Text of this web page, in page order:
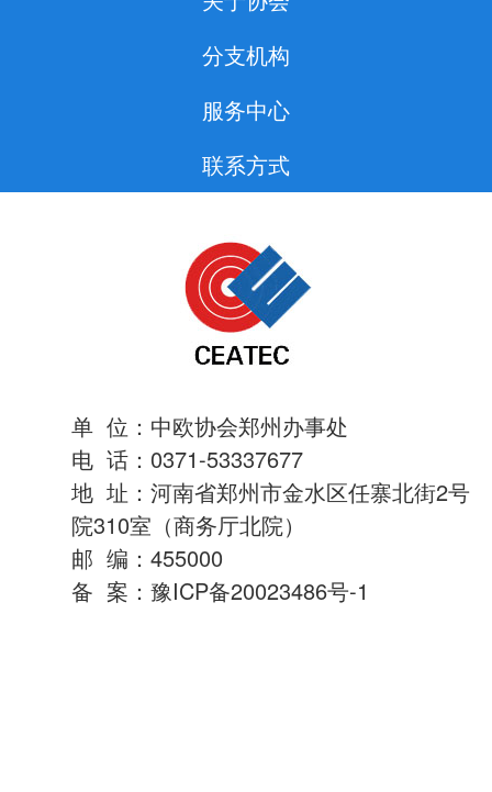
分支机构
服务中心
联系方式
单 位：中欧协会郑州办事处
电 话：0371-53337677
地 址：河南省郑州市金水区任寨北街2号
院310室（商务厅北院）
邮 编：455000
备 案： 豫ICP备20023486号-1